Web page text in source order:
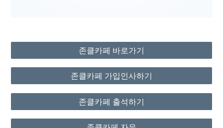
존클카페 바로가기
존클카페 가입인사하기
존클카페 출석하기